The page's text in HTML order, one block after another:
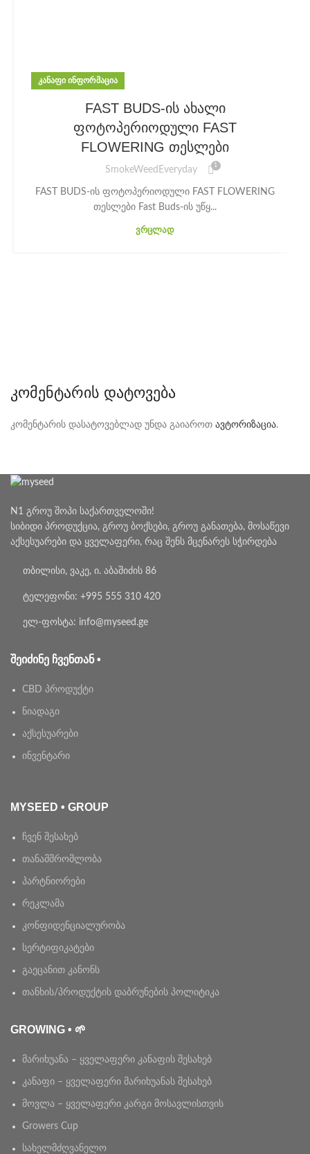
ᲙᲐᲜᲐᲤᲘ ᲘᲜᲤᲝᲠᲛᲐᲪᲘᲐ
FAST BUDS-ის ახალი
ფოტოპერიოდული FAST
FLOWERING თესლები
SmokeWeedEveryday 1
FAST BUDS-ის ფოტოპერიოდული FAST FLOWERING
თესლები Fast Buds-ის უწყ...
ᲕᲠᲪᲚᲐᲓ
ᲙᲝᲛᲔᲜᲢᲐᲠᲘᲡ ᲓᲐᲢᲝᲕᲔᲑᲐ
კომენტარის დასატოვებლად უნდა გაიაროთ ავტორიზაცია.
N1 გროუ შოპი საქართველოში!
სიბიდი პროდუქცია, გროუ ბოქსები, გროუ განათება, მოსაწევი
აქსესუარები და ყველაფერი, რაც შენს მცენარეს სჭირდება
თბილისი, ვაკე, ი. აბაშიძის 86
ტელეფონი: +995 555 310 420
ელ-ფოსტა: info@myseed.ge
ᲨᲔᲘᲫᲘᲜᲔ ᲩᲕᲔᲜᲗᲐᲜ •
CBD პროდუქტი
ნიადაგი
აქსესუარები
ინვენტარი
MYSEED • GROUP
ჩვენ შესახებ
თანამშრომლობა
პარტნიორები
რეკლამა
კონფიდენციალურობა
სერტიფიკატები
გაეცანით კანონს
თანხის/პროდუქტის დაბრუნების პოლიტიკა
GROWING • 🌱
მარიხუანა – ყველაფერი კანაფის შესახებ
კანაფი – ყველაფერი მარიხუანას შესახებ
მოვლა – ყველაფერი კარგი მოსავლისთვის
Growers Cup
სახელმძღვანელო